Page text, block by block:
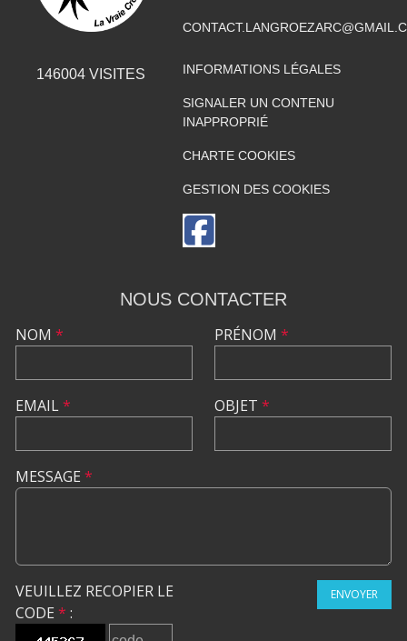
146004 VISITES INFORMATIONS LÉGALES
SIGNALER UN CONTENU
INAPPROPRIÉ
CHARTE COOKIES
GESTION DES COOKIES
NOUS CONTACTER
NOM *
EMAIL*
PRÉNOM *
OBJET *
MESSAGE *
VEUILLEZ RECOPIER LE
CODE * :
ENVOYER